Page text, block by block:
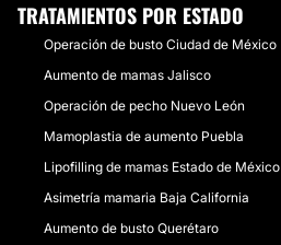
TRATAMIENTOS POR ESTADO
Operación de busto Ciudad de México
Aumento de mamas Jalisco
Operación de pecho Nuevo León
Mamoplastia de aumento Puebla
Lipofilling de mamas Estado de México
Asimetría mamaria Baja California
Aumento de busto Querétaro